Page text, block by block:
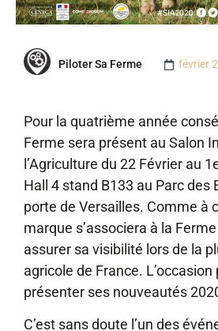
Piloter Sa Ferme février
Pour la quatrième année
Ferme sera présent au Salon
l’Agriculture du 22 Février au
Hall 4 stand B133 au Parc des
porte de Versailles. Comme à
marque s’associera à la
assurer sa visibilité lors de la
agricole de France.
présenter ses nouveautés
C’est sans doute l’un des